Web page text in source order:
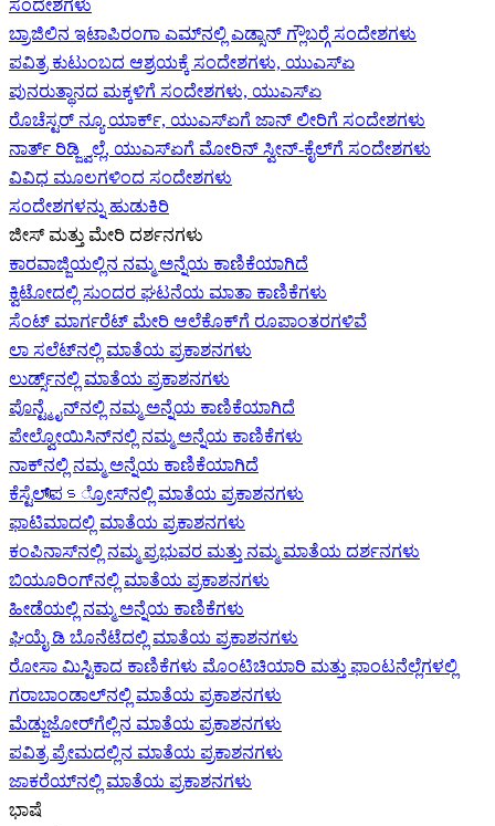
ಸಂದೇಶಗಳು
ಬ್ರಾಜಿಲಿನ ಇಟಾಪಿರಂಗಾ ಎಮ್‌ನಲ್ಲಿ ಎಡ್ಸಾನ್ ಗ್ಲೌಬರ್‍ಗೆ ಸಂದೇಶಗಳು
ಪವಿತ್ರ ಕುಟುಂಬದ ಆಶ್ರಯಕ್ಕೆ ಸಂದೇಶಗಳು, ಯುಎಸ್‌ಏ
ಪುನರುತ್ಥಾನದ ಮಕ್ಕಳಿಗೆ ಸಂದೇಶಗಳು, ಯುಎಸ್‌ಏ
ರೊಚೆಸ್ಟರ್ ನ್ಯೂ ಯಾರ್ಕ್, ಯುಎಸ್‌ಏ‍ಗೆ ಜಾನ್ ಲೀರಿ‍ಗೆ ಸಂದೇಶಗಳು
ನಾರ್ತ್ ರಿಡ್ಜ್ವಿಲ್ಲೆ, ಯುಎಸ್‌ಏ‍ಗೆ ಮೋರಿನ್ ಸ್ವೀನ್-ಕೈಲ್‍ಗೆ ಸಂದೇಶಗಳು
ವಿವಿಧ ಮೂಲಗಳಿಂದ ಸಂದೇಶಗಳು
ಸಂದೇಶಗಳನ್ನು ಹುಡುಕಿರಿ
ಜೀಸ್‌ ಮತ್ತು ಮೇರಿ ದರ್ಶನಗಳು
ಕಾರವಾಜ್ಜಿಯಲ್ಲಿನ ನಮ್ಮ ಅನ್ನೆಯ ಕಾಣಿಕೆಯಾಗಿದೆ
ಕ್ವಿಟೋದಲ್ಲಿ ಸುಂದರ ಘಟನೆಯ ಮಾತಾ ಕಾಣಿಕೆಗಳು
ಸೆಂಟ್ ಮಾರ್ಗರೆಟ್ ಮೇರಿ ಆಲೆಕೊಕ್‌ಗೆ ರೂಪಾಂತರಗಳಿವೆ
ಲಾ ಸಲೆಟ್‌ನಲ್ಲಿ ಮಾತೆಯ ಪ್ರಕಾಶನಗಳು
ಲುರ್ಡ್ಸ್‌ನಲ್ಲಿ ಮಾತೆಯ ಪ್ರಕಾಶನಗಳು
ಪೊನ್ಟ್ಮೈನ್‌ನಲ್ಲಿ ನಮ್ಮ ಅನ್ನೆಯ ಕಾಣಿಕೆಯಾಗಿದೆ
ಪೇಲ್ವೋಯಿಸಿನ್‌ನಲ್ಲಿ ನಮ್ಮ ಅನ್ನೆಯ ಕಾಣಿಕೆಗಳು
ನಾಕ್‌ನಲ್ಲಿ ನಮ್ಮ ಅನ್ನೆಯ ಕಾಣಿಕೆಯಾಗಿದೆ
ಕೆಸ್ಟೆಲ್‌ಪെട್ರೋಸ್‌ನಲ್ಲಿ ಮಾತೆಯ ಪ್ರಕಾಶನಗಳು
ಫಾಟಿಮಾದಲ್ಲಿ ಮಾತೆಯ ಪ್ರಕಾಶನಗಳು
ಕಂಪಿನಾಸ್‌ನಲ್ಲಿ ನಮ್ಮ ಪ್ರಭುವರ ಮತ್ತು ನಮ್ಮ ಮಾತೆಯ ದರ್ಶನಗಳು
ಬಿಯೂರಿಂಗ್‌ನಲ್ಲಿ ಮಾತೆಯ ಪ್ರಕಾಶನಗಳು
ಹೀಡೆಯಲ್ಲಿ ನಮ್ಮ ಅನ್ನೆಯ ಕಾಣಿಕೆಗಳು
ಘಿಯೈ ಡಿ ಬೊನೆಟೆದಲ್ಲಿ ಮಾತೆಯ ಪ್ರಕಾಶನಗಳು
ರೋಸಾ ಮಿಸ್ಟಿಕಾದ ಕಾಣಿಕೆಗಳು ಮೊಂಟಿಚಿಯಾರಿ ಮತ್ತು ಫಾಂಟನೆಲ್ಲೆಗಳಲ್ಲಿ
ಗರಾಬಾಂಡಾಲ್‌ನಲ್ಲಿ ಮಾತೆಯ ಪ್ರಕಾಶನಗಳು
ಮೆಡ್ಜುಜೋರ್‌ಗೆಲ್ಲಿನ ಮಾತೆಯ ಪ್ರಕಾಶನಗಳು
ಪವಿತ್ರ ಪ್ರೇಮದಲ್ಲಿನ ಮಾತೆಯ ಪ್ರಕಾಶನಗಳು
ಜಾಕರೆಯ್‌ನಲ್ಲಿ ಮಾತೆಯ ಪ್ರಕಾಶನಗಳು
ಭಾಷೆ